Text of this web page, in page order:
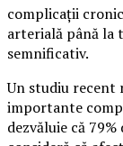
complicații
arterială până la
semnificativ.
Un studiu recent
importante
dezvăluie că